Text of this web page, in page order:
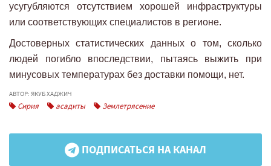
усугубляются отсутствием хорошей инфраструктуры
или соответствующих специалистов в регионе.
Достоверных статистических данных о том, сколько
людей погибло впоследствии, пытаясь выжить при
минусовых температурах без доставки помощи, нет.
АВТОР: ЯКУБ ХАДЖИЧ
Сирия асадиты Землетрясение
ПОДПИСАТЬСЯ НА КАНАЛ